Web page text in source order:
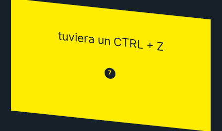
tuviera un CTRL + Z
😒 7 😂